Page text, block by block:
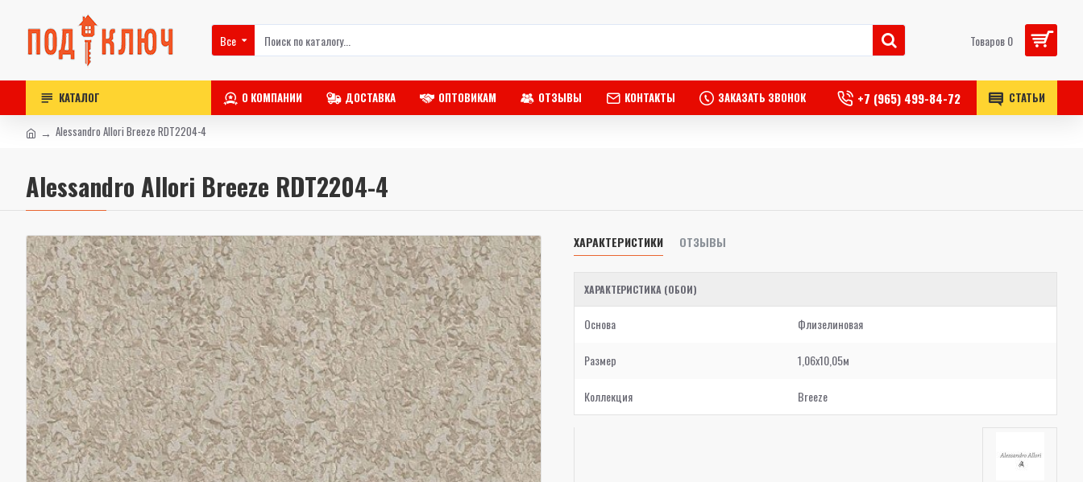
Все Товаров 0
КАТАЛОГ О КОМПАНИИ ДОСТАВКА ОПТОВИКАМ ОТЗЫВЫ КОНТАКТЫ ЗАКАЗАТЬ ЗВОНОК +7 (965) 499-84-72 СТАТЬИ
Alessandro Allori Breeze RDT2204-4
Alessandro Allori Breeze RDT2204-4
ХАРАКТЕРИСТИКИ ОТЗЫВЫ
ХАРАКТЕРИСТИКА (ОБОИ)
Основа Флизелиновая
Размер 1,06x10,05м
Коллекция Breeze